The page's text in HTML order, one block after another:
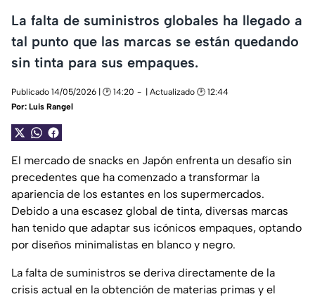
La falta de suministros globales ha llegado a
tal punto que las marcas se están quedando
sin tinta para sus empaques.
Publicado 14/05/2026 | 🕑 14:20
| Actualizado 🕑 12:44
Por: Luis Rangel
El mercado de snacks en Japón enfrenta un desafío sin
precedentes que ha comenzado a transformar la
apariencia de los estantes en los supermercados.
Debido a una escasez global de tinta, diversas marcas
han tenido que adaptar sus icónicos empaques, optando
por diseños minimalistas en blanco y negro.
La falta de suministros se deriva directamente de la
crisis actual en la obtención de materias primas y el